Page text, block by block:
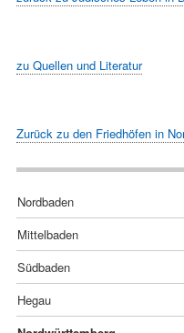
zu Quellen und Literatur
Zurück zu den Friedhöfen in
überspringen
Nordbaden
Mittelbaden
Südbaden
Hegau